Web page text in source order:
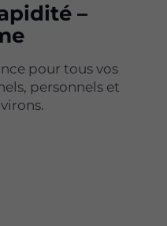
–
pour tous vos
personnels et